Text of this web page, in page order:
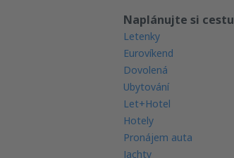
Naplánujte si cestu
Letenky
Eurovíkend
Dovolená
Ubytování
Let+Hotel
Hotely
Pronájem auta
Jachty